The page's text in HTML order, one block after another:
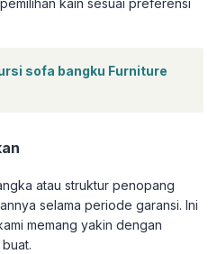
kain sesuai preferensi
sofa bangku Furniture
atau struktur penopang
selama periode garansi. Ini
memang yakin dengan